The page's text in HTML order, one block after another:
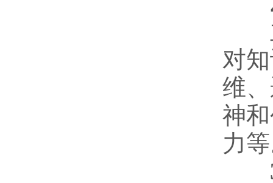
主
对
维
神
力
3